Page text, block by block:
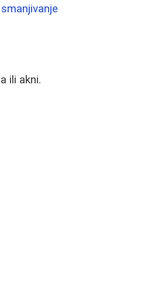
ili akni.